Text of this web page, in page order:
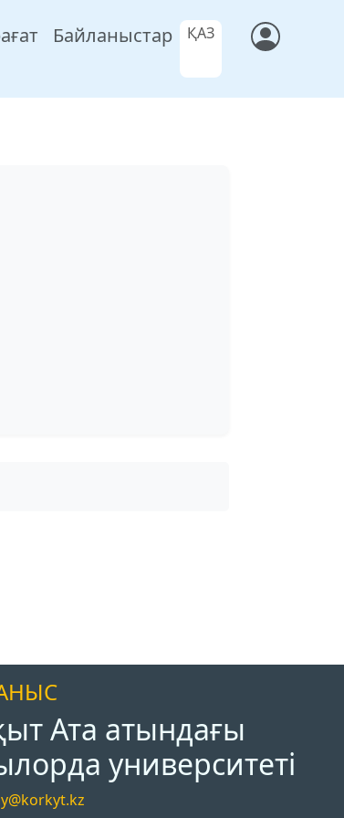
Байланыстар ҚАЗ
Ата атындағы
университеті